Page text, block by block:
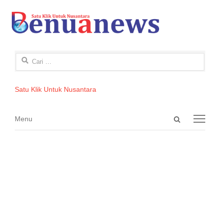
Cari
Satu Klik Untuk Nusantara
Open
Menu
Menu